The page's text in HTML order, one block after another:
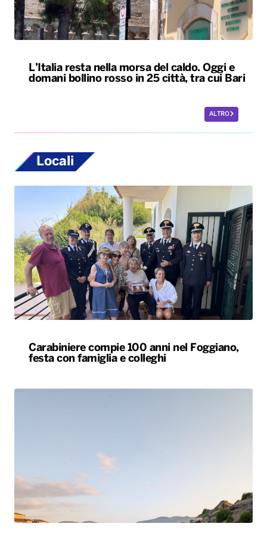
L’Italia resta nella morsa del caldo. Oggi e
domani bollino rosso in 25 città, tra cui Bari
ALTRO
Locali
Carabiniere compie 100 anni nel Foggiano,
festa con famiglia e colleghi